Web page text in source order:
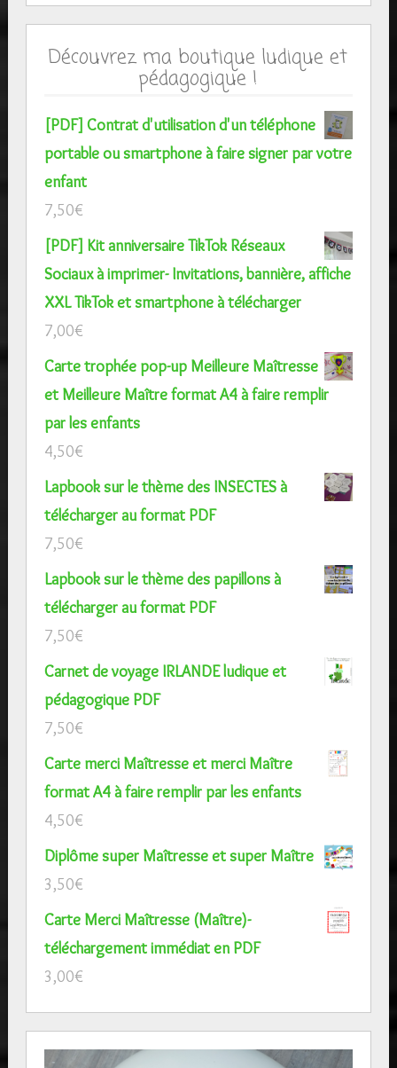
Découvrez ma boutique ludique et
pédagogique !
[PDF] Contrat d'utilisation d'un téléphone
portable ou smartphone à faire signer par votre
enfant
7,50€
[PDF] Kit anniversaire TikTok Réseaux
Sociaux à imprimer- Invitations, bannière, affiche
XXL TikTok et smartphone à télécharger
7,00€
Carte trophée pop-up Meilleure Maîtresse
et Meilleure Maître format A4 à faire remplir
par les enfants
4,50€
Lapbook sur le thème des INSECTES à
télécharger au format PDF
7,50€
Lapbook sur le thème des papillons à
télécharger au format PDF
7,50€
Carnet de voyage IRLANDE ludique et
pédagogique PDF
7,50€
Carte merci Maîtresse et merci Maître
format A4 à faire remplir par les enfants
4,50€
Diplôme super Maîtresse et super Maître
3,50€
Carte Merci Maîtresse (Maître)-
téléchargement immédiat en PDF
3,00€